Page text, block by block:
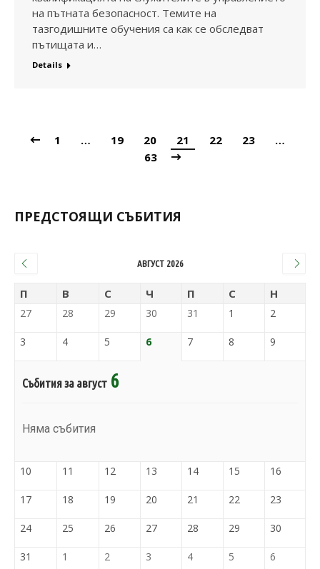
на пътната безопасност. Темите на
тазгодишните обучения са как се обследват
пътищата и…
Details
1 … 19 20 21 22 23
…
63
ПРЕДСТОЯЩИ СЪБИТИЯ
АВГУСТ 2026
П В С Ч П С Н
27 28 29 30 31 1 2
3 4 5 6 7 8 9
Събития за август 6
Няма събития
10 11 12 13 14 15 16
17 18 19 20 21 22 23
24 25 26 27 28 29 30
31 1 2 3 4 5 6